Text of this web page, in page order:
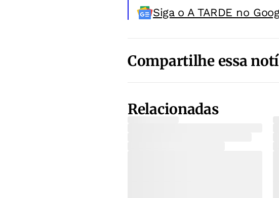
Siga o A TARDE no
Compartilhe essa
Relacionadas